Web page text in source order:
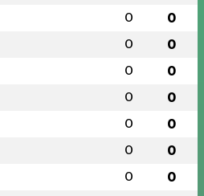
0 0
0 0
0 0
0 0
0 0
0 0
0 0